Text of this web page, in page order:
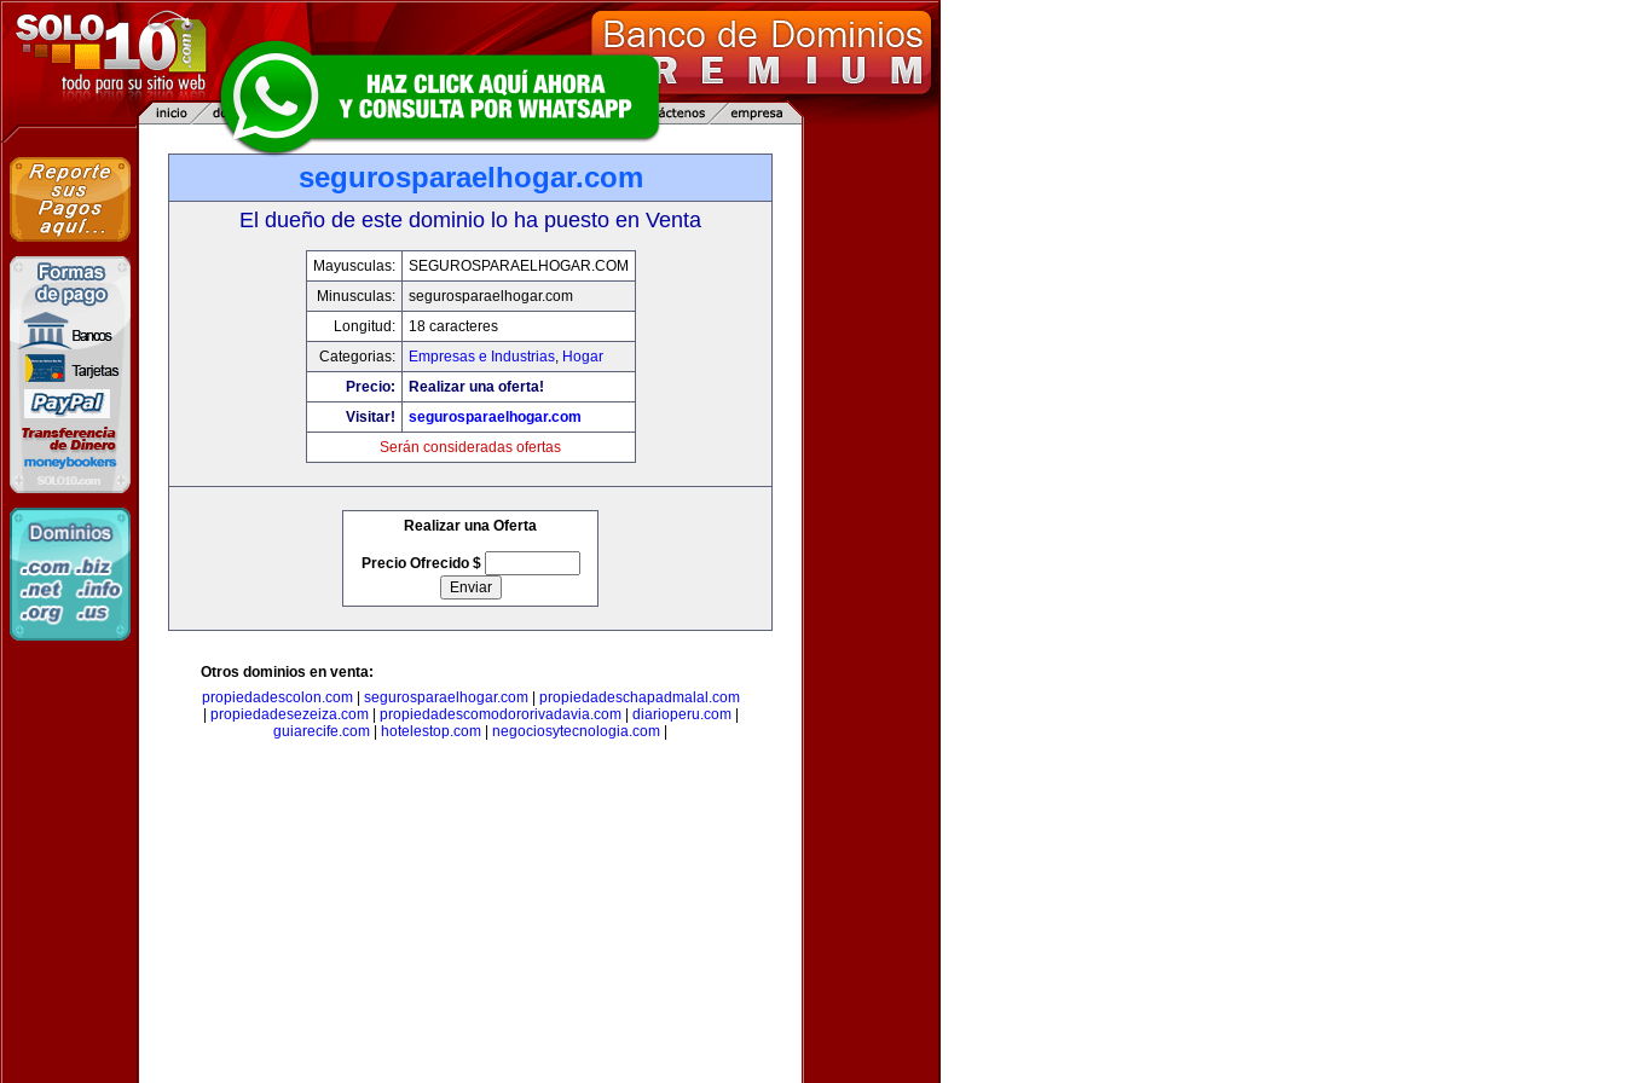
segurosparaelhogar.com
El dueño de este dominio lo ha puesto en Venta
Mayusculas:
SEGUROSPARAELHOGAR.COM
Minusculas:
segurosparaelhogar.com
Longitud:
18 caracteres
Categorias:
Empresas e Industrias, Hogar
Precio:
Realizar una oferta!
Visitar!
segurosparaelhogar.com
Serán consideradas ofertas
Realizar una Oferta
Precio Ofrecido $
Otros dominios en venta:
propiedadescolon.com| segurosparaelhogar.com| propiedadeschapadmalal.com
propiedadesezeiza.com| propiedadescomodororivadavia.com| diarioperu.com|
guiarecife.com
hotelestop.com negociosytecnologia.com